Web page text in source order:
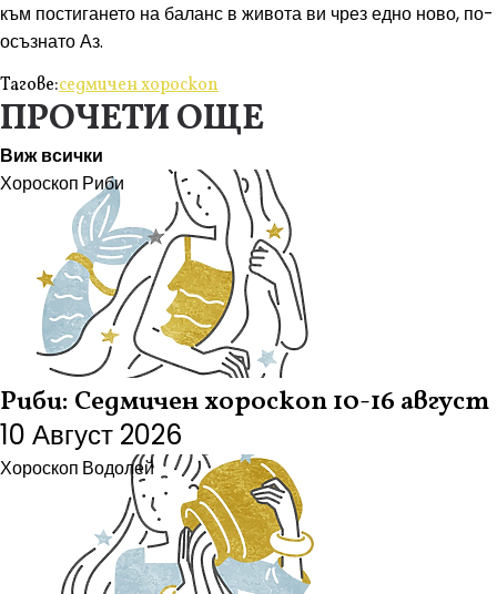
към постигането на баланс в живота ви чрез едно ново, по-
осъзнато Аз.
Тагове:седмичен хороскоп
ПРОЧЕТИ ОЩЕ
Виж всички
Хороскоп Риби
Риби: Седмичен хороскоп 10-16 август
10 Август 2026
Хороскоп Водолей